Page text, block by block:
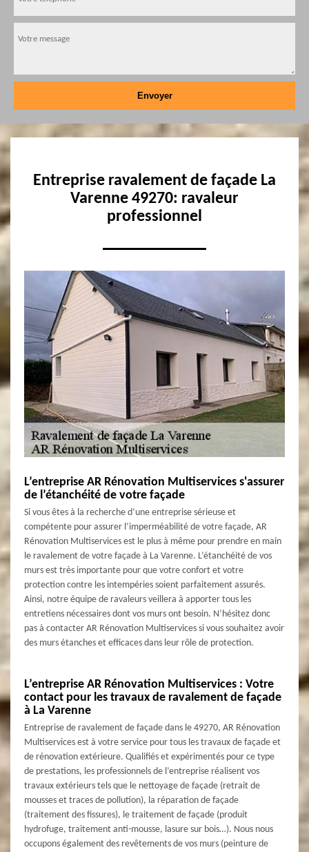
Entreprise ravalement de façade La
Varenne 49270: ravaleur
professionnel
L’entreprise AR Rénovation Multiservices s'assurer
de l’étanchéité de votre façade
Si vous êtes à la recherche d’une entreprise sérieuse et
compétente pour assurer l’imperméabilité de votre façade, AR
Rénovation Multiservices est le plus à même pour prendre en main
le ravalement de votre façade à La Varenne. L’étanchéité de vos
murs est très importante pour que votre confort et votre
protection contre les intempéries soient parfaitement assurés.
Ainsi, notre équipe de ravaleurs veillera à apporter tous les
entretiens nécessaires dont vos murs ont besoin. N’hésitez donc
pas à contacter AR Rénovation Multiservices si vous souhaitez avoir
des murs étanches et efficaces dans leur rôle de protection.
L’entreprise AR Rénovation Multiservices : Votre
contact pour les travaux de ravalement de façade
à La Varenne
Entreprise de ravalement de façade dans le 49270, AR Rénovation
Multiservices est à votre service pour tous les travaux de façade et
de rénovation extérieure. Qualifiés et expérimentés pour ce type
de prestations, les professionnels de l’entreprise réalisent vos
travaux extérieurs tels que le nettoyage de façade (retrait de
mousses et traces de pollution), la réparation de façade
(traitement des fissures), le traitement de façade (produit
hydrofuge, traitement anti-mousse, lasure sur bois…). Nous nous
occupons également des revêtements de vos murs (peinture de